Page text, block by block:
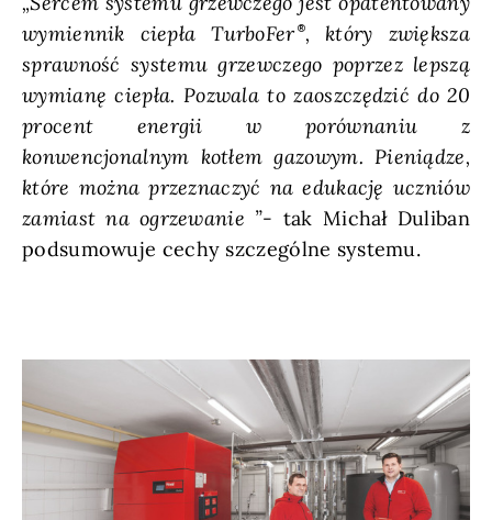
wymiennik ciepła TurboFer , który zwiększa
sprawność systemu grzewczego poprzez lepszą
wymianę ciepła. Pozwala to zaoszczędzić do 20
procent energii w porównaniu z
konwencjonalnym kotłem gazowym. Pieniądze,
które można przeznaczyć na edukację uczniów
zamiast na ogrzewanie ”- tak Michał Duliban
podsumowuje cechy szczególne systemu.